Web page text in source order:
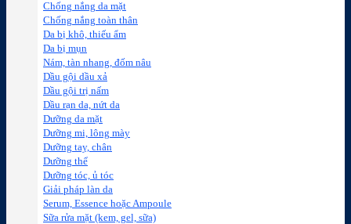
Chống nắng da mặt
Chống nắng toàn thân
Da bị khô, thiếu ẩm
Da bị mụn
Nám, tàn nhang, đốm nâu
Dầu gội dầu xả
Dầu gội trị nấm
Dầu rạn da, nứt da
Dưỡng da mặt
Dưỡng mi, lông mày
Dưỡng tay, chân
Dưỡng thể
Dưỡng tóc, ủ tóc
Giải pháp làn da
Serum, Essence hoặc Ampoule
Sữa rửa mặt (kem, gel, sữa)